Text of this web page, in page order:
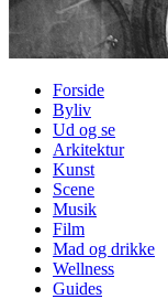
Forside
Byliv
Ud og se
Arkitektur
Kunst
Scene
Musik
Film
Mad og drikke
Wellness
Guides